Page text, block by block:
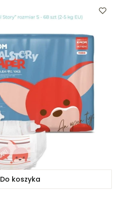
Do koszyka